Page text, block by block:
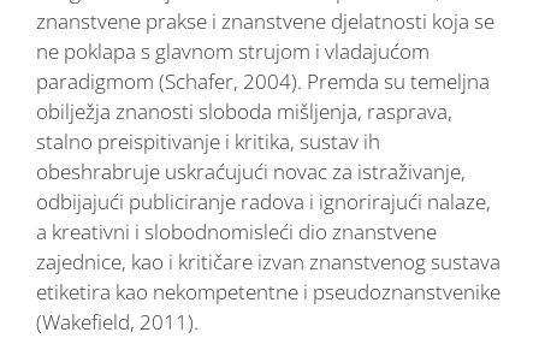
znanstvene prakse i znanstvene djelatnosti koja se
ne poklapa s glavnom strujom i vladajućom
paradigmom (Schafer, 2004). Premda su temeljna
obilježja znanosti sloboda mišljenja, rasprava,
stalno preispitivanje i kritika, sustav ih
obeshrabruje uskraćujući novac za istraživanje,
odbijajući publiciranje radova i ignorirajući nalaze,
a kreativni i slobodnomisleći dio znanstvene
zajednice, kao i kritičare izvan znanstvenog sustava
etiketira kao nekompetentne i pseudoznanstvenike
(Wakefield, 2011).